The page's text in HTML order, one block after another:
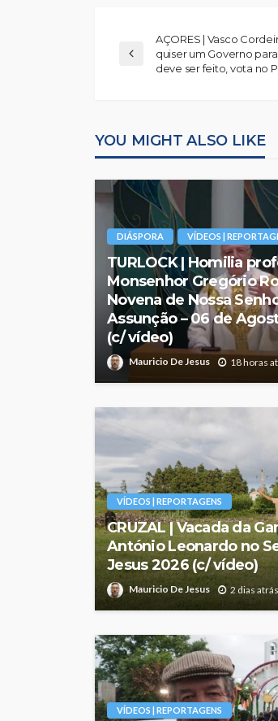
AÇORES | Vasco
quiser um Governo
deve ser feito, vota no
YOU MIGHT ALSO LIKE
DIÁSPORA VÍDEOS |
TURLOCK | Homilia
Monsenhor Gregório
Novena de Nossa
Assunção – 06 de
(c/ vídeo)
Mauricio De Jesus 18 horas
VÍDEOS | REPORTAGENS
CRUZAL | Vacada da
António Leonardo no
Jesus 2026 (c/ vídeo)
Mauricio De Jesus 2 dias atrás
VÍDEOS | REPORTAGENS